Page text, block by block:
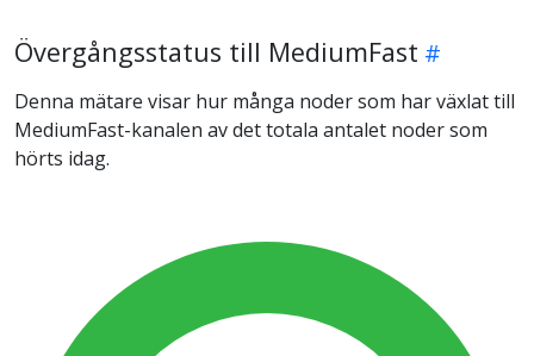
Övergångsstatus till MediumFast
Denna mätare visar hur många noder som har växlat till
MediumFast-kanalen av det totala antalet noder som
hörts idag.